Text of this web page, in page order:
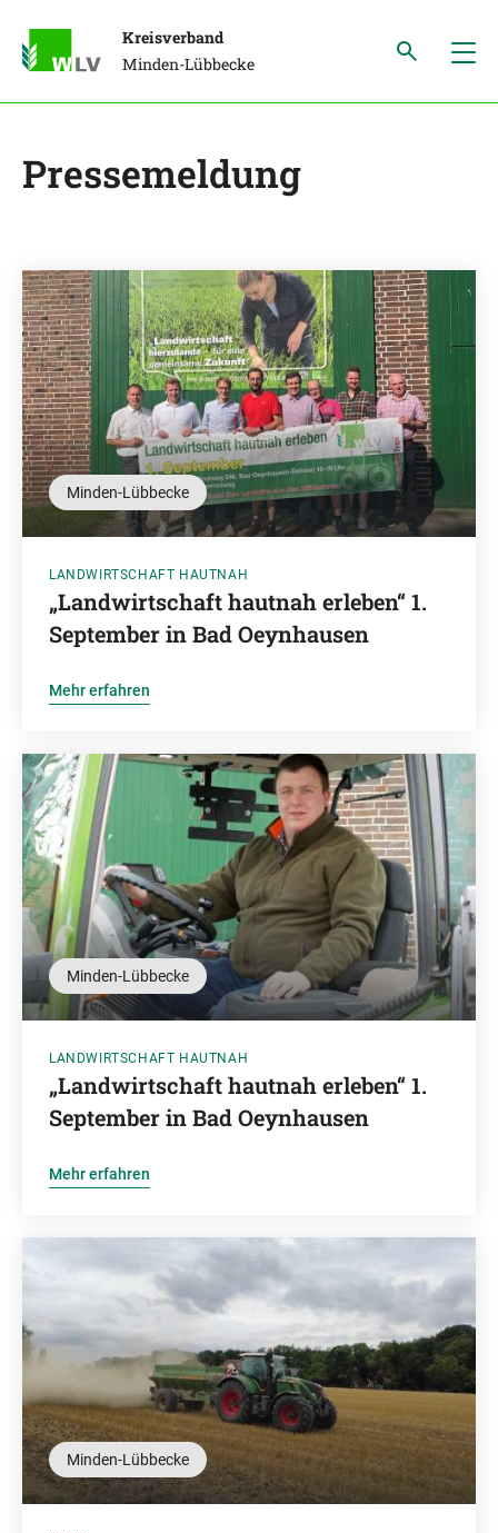
Kreisverband
Minden-Lübbecke
Pressemeldung
Minden-Lübbecke
LANDWIRTSCHAFT HAUTNAH
„Landwirtschaft hautnah erleben“ 1.
September in Bad Oeynhausen
Mehr erfahren
Minden-Lübbecke
LANDWIRTSCHAFT HAUTNAH
„Landwirtschaft hautnah erleben“ 1.
September in Bad Oeynhausen
Mehr erfahren
Minden-Lübbecke